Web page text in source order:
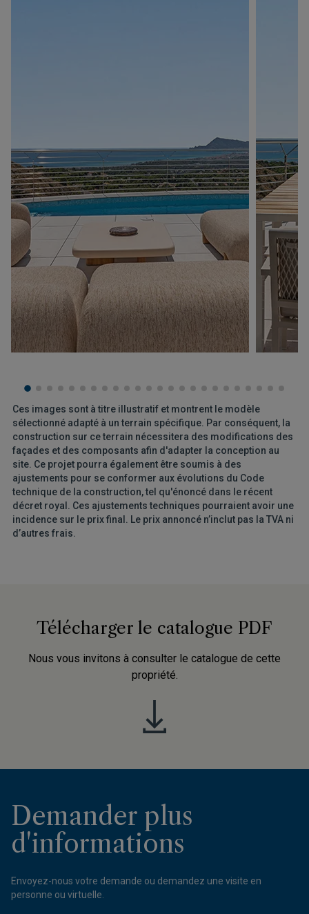
Ces images sont à titre illustratif et montrent le modèle
sélectionné adapté à un terrain spécifique. Par conséquent, la
construction sur ce terrain nécessitera des modifications des
façades et des composants afin d'adapter la conception au
site. Ce projet pourra également être soumis à des
ajustements pour se conformer aux évolutions du Code
technique de la construction, tel qu'énoncé dans le récent
décret royal. Ces ajustements techniques pourraient avoir une
incidence sur le prix final. Le prix annoncé n’inclut pas la TVA ni
d’autres frais.
Télécharger le catalogue PDF
Nous vous invitons à consulter le catalogue de cette
propriété.
Demander plus
d'informations
Envoyez-nous votre demande ou demandez une visite en
personne ou virtuelle.